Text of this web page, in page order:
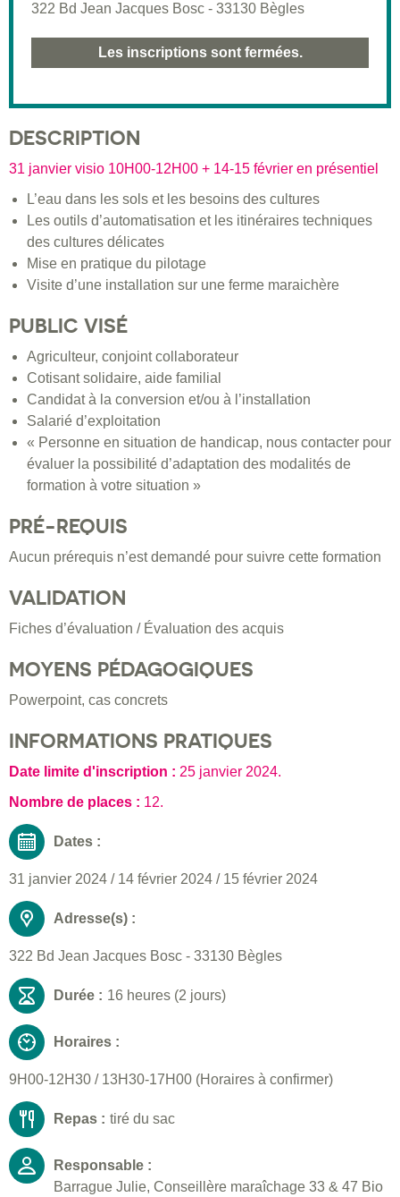
322 Bd Jean Jacques Bosc - 33130 Bègles
Les inscriptions sont fermées.
DESCRIPTION
31 janvier visio 10H00-12H00 + 14-15 février en présentiel
L’eau dans les sols et les besoins des cultures
Les outils d’automatisation et les itinéraires techniques
des cultures délicates
Mise en pratique du pilotage
Visite d’une installation sur une ferme maraichère
PUBLIC VISÉ
Agriculteur, conjoint collaborateur
Cotisant solidaire, aide familial
Candidat à la conversion et/ou à l’installation
Salarié d’exploitation
« Personne en situation de handicap, nous contacter pour
évaluer la possibilité d’adaptation des modalités de
formation à votre situation »
PRÉ-REQUIS
Aucun prérequis n’est demandé pour suivre cette formation
VALIDATION
Fiches d’évaluation / Évaluation des acquis
MOYENS PÉDAGOGIQUES
Powerpoint, cas concrets
INFORMATIONS PRATIQUES
Date limite d'inscription : 25 janvier 2024.
Nombre de places : 12.
Dates :
31 janvier 2024 / 14 février 2024 / 15 février 2024
Adresse(s) :
322 Bd Jean Jacques Bosc - 33130 Bègles
Durée : 16 heures (2 jours)
Horaires :
9H00-12H30 / 13H30-17H00 (Horaires à confirmer)
Repas : tiré du sac
Responsable :
Barrague Julie, Conseillère maraîchage 33 & 47 Bio